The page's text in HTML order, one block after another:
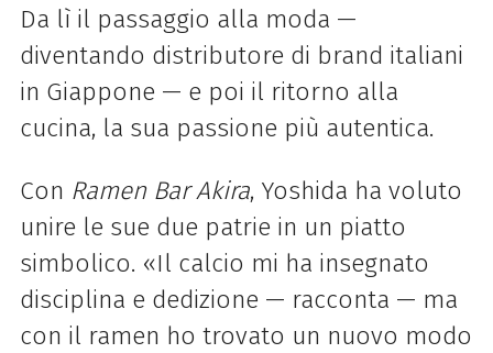
Da lì il passaggio alla moda —
diventando distributore di brand italiani
in Giappone — e poi il ritorno alla
cucina, la sua passione più autentica.
Con Ramen Bar Akira, Yoshida ha voluto
unire le sue due patrie in un piatto
simbolico. «Il calcio mi ha insegnato
disciplina e dedizione — racconta — ma
con il ramen ho trovato un nuovo modo